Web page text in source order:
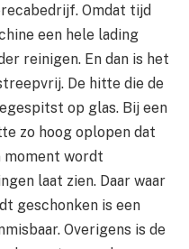
Omdat tijd
een hele lading
reinigen. En dan is het
De hitte die de
op glas. Bij een
zo hoog oplopen dat
moment wordt
laat zien. Daar waar
geschonken is een
Overigens is de